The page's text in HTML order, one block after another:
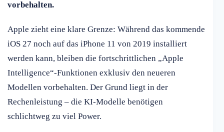
vorbehalten.
Apple zieht eine klare Grenze: Während das kommende
iOS 27 noch auf das iPhone 11 von 2019 installiert
werden kann, bleiben die fortschrittlichen „Apple
Intelligence“-Funktionen exklusiv den neueren
Modellen vorbehalten. Der Grund liegt in der
Rechenleistung – die KI-Modelle benötigen
schlichtweg zu viel Power.